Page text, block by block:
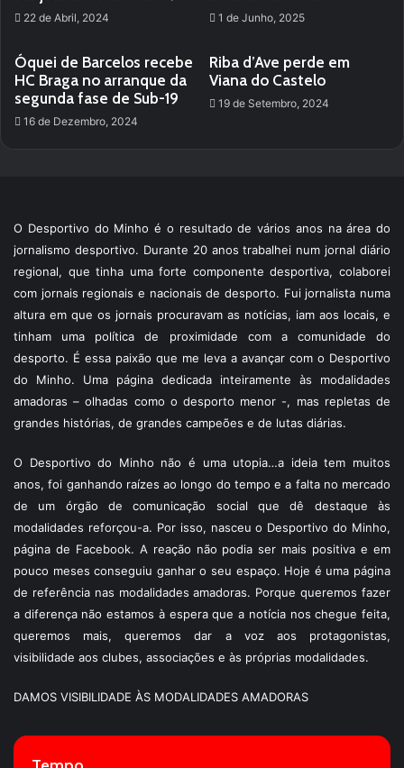
22 de Abril, 2024 1 de Junho, 2025
Óquei de Barcelos recebe
HC Braga no arranque da
segunda fase de Sub-19
16 de Dezembro, 2024
Riba d’Ave perde em
Viana do Castelo
19 de Setembro, 2024
O Desportivo do Minho é o resultado de vários anos na área do
jornalismo desportivo. Durante 20 anos trabalhei num jornal diário
regional, que tinha uma forte componente desportiva, colaborei
com jornais regionais e nacionais de desporto. Fui jornalista numa
altura em que os jornais procuravam as notícias, iam aos locais, e
tinham uma política de proximidade com a comunidade do
desporto. É essa paixão que me leva a avançar com o Desportivo
do Minho. Uma página dedicada inteiramente às modalidades
amadoras – olhadas como o desporto menor -, mas repletas de
grandes histórias, de grandes campeões e de lutas diárias.
O Desportivo do Minho não é uma utopia…a ideia tem muitos
anos, foi ganhando raízes ao longo do tempo e a falta no mercado
de um órgão de comunicação social que dê destaque às
modalidades reforçou-a. Por isso, nasceu o Desportivo do Minho,
página de Facebook. A reação não podia ser mais positiva e em
pouco meses conseguiu ganhar o seu espaço. Hoje é uma página
de referência nas modalidades amadoras. Porque queremos fazer
a diferença não estamos à espera que a notícia nos chegue feita,
queremos mais, queremos dar a voz aos protagonistas,
visibilidade aos clubes, associações e às próprias modalidades.
DAMOS VISIBILIDADE ÀS MODALIDADES AMADORAS